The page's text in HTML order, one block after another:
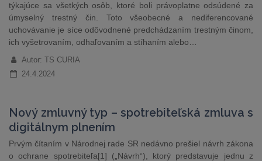
týkajúce sa všetkých osôb, ktoré boli právoplatne odsúdené za
úmyselný trestný čin. Toto všeobecné a nediferencované
uchovávanie je síce odôvodnené predchádzaním trestným činom,
ich vyšetrovaním, odhaľovaním a stíhaním alebo…
Autor: TS CURIA
24.4.2024
Nový zmluvný typ – spotrebiteľská zmluva s
digitálnym plnením
Prvým čítaním v Národnej rade SR nedávno prešiel návrh zákona
o ochrane spotrebiteľa[1] („Návrh“), ktorý predstavuje jednu z